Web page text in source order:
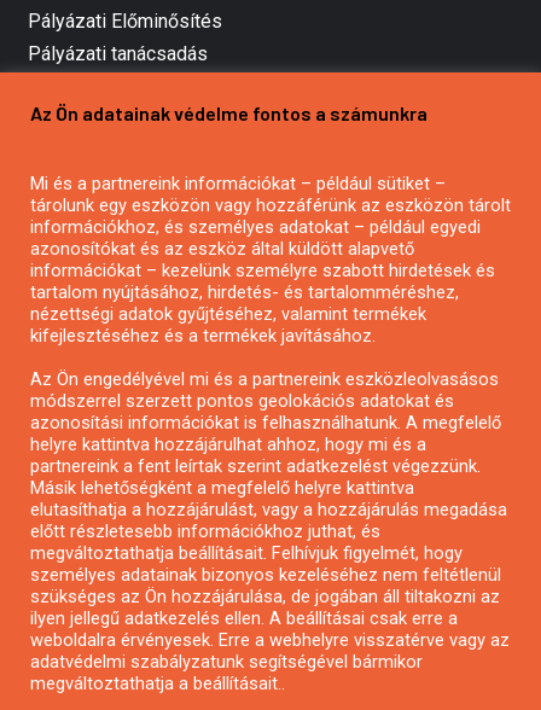
Pályázati Előminősítés
Pályázati tanácsadás
Mezőgazdasági pályázatírás
Pályázatírás civil szervezeteknek
Pályázatírás önkormányzatoknak
Pályázatfigyelés
Specifikus pályázatfigyelés vagy hírlevél
Pályázatok magánszemélyeknek
Pályázatok civil szervezeteknek
Pályázatok vállalkozásoknak
Önkormányzati pályázatok
Mezőgazdasági pályázatok
Falusi turizmus pályázatok
Napelem pályázatok
GINOP pályázatok
Az Ön adatainak védelme fontos a számunkra
Mi és a partnereink információkat – például sütiket –
tárolunk egy eszközön vagy hozzáférünk az eszközön tárolt
információkhoz, és személyes adatokat – például egyedi
azonosítókat és az eszköz által küldött alapvető
információkat – kezelünk személyre szabott hirdetések és
tartalom nyújtásához, hirdetés- és tartalomméréshez,
nézettségi adatok gyűjtéséhez, valamint termékek
kifejlesztéséhez és a termékek javításához.
Az Ön engedélyével mi és a partnereink eszközleolvasásos
módszerrel szerzett pontos geolokációs adatokat és
azonosítási információkat is felhasználhatunk. A megfelelő
helyre kattintva hozzájárulhat ahhoz, hogy mi és a
partnereink a fent leírtak szerint adatkezelést végezzünk.
Másik lehetőségként a megfelelő helyre kattintva
elutasíthatja a hozzájárulást, vagy a hozzájárulás megadása
előtt részletesebb információkhoz juthat, és
megváltoztathatja beállításait. Felhívjuk figyelmét, hogy
személyes adatainak bizonyos kezeléséhez nem feltétlenül
szükséges az Ön hozzájárulása, de jogában áll tiltakozni az
ilyen jellegű adatkezelés ellen. A beállításai csak erre a
weboldalra érvényesek. Erre a webhelyre visszatérve vagy az
adatvédelmi szabályzatunk segítségével bármikor
megváltoztathatja a beállításait..